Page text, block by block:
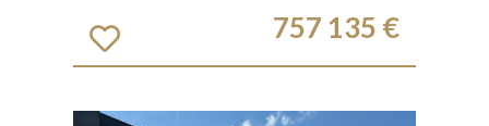
757 135 €